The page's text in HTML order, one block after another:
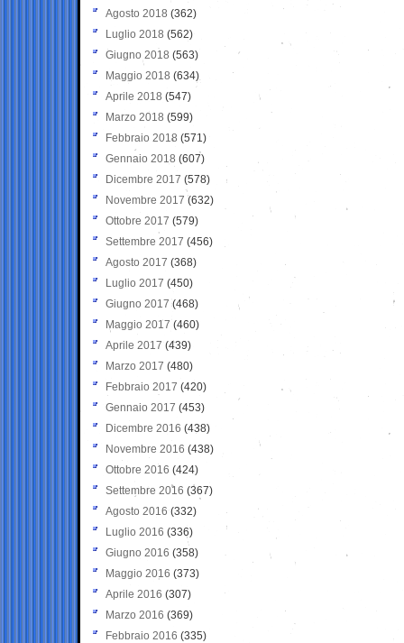
Agosto 2018 (362)
Luglio 2018 (562)
Giugno 2018 (563)
Maggio 2018 (634)
Aprile 2018 (547)
Marzo 2018 (599)
Febbraio 2018 (571)
Gennaio 2018 (607)
Dicembre 2017 (578)
Novembre 2017 (632)
Ottobre 2017 (579)
Settembre 2017 (456)
Agosto 2017 (368)
Luglio 2017 (450)
Giugno 2017 (468)
Maggio 2017 (460)
Aprile 2017 (439)
Marzo 2017 (480)
Febbraio 2017 (420)
Gennaio 2017 (453)
Dicembre 2016 (438)
Novembre 2016 (438)
Ottobre 2016 (424)
Settembre 2016 (367)
Agosto 2016 (332)
Luglio 2016 (336)
Giugno 2016 (358)
Maggio 2016 (373)
Aprile 2016 (307)
Marzo 2016 (369)
Febbraio 2016 (335)